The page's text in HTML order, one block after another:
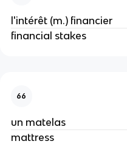
l'intérêt (m.) financier
financial stakes
66
un matelas
mattress